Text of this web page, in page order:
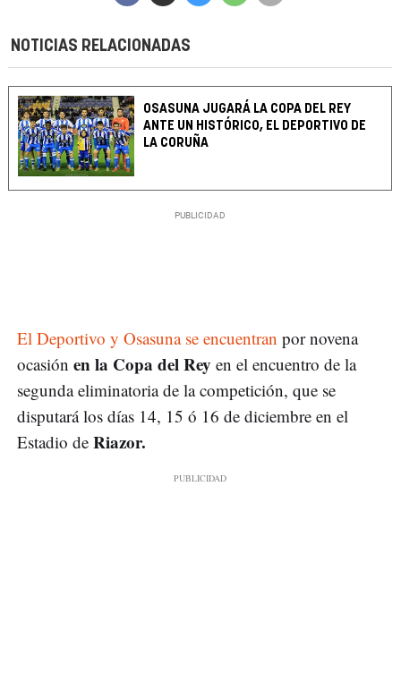
NOTICIAS RELACIONADAS
OSASUNA JUGARÁ LA COPA DEL REY
ANTE UN HISTÓRICO, EL DEPORTIVO DE
LA CORUÑA
El Deportivo y Osasuna se encuentran por novena
ocasión en la Copa del Rey en el encuentro de la
segunda eliminatoria de la competición, que se
disputará los días 14, 15 ó 16 de diciembre en el
Estadio de Riazor.